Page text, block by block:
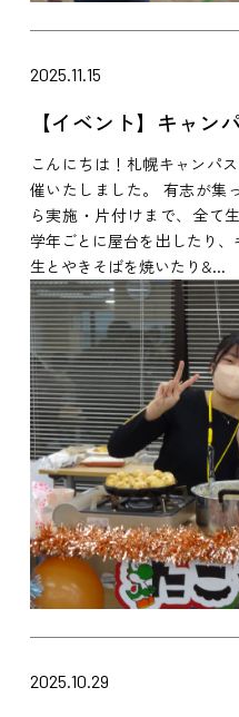
2025.11.15
【イベント】キャン
こんにちは！札幌キャンパ
催いたしました。 有志が集
ら実施・片付けまで、全て
学年ごとに屋台を出したり
生とやきそばを焼いたり&...
2025.10.29